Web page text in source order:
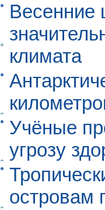
Весенние
климата
Учёные
угрозу
островам